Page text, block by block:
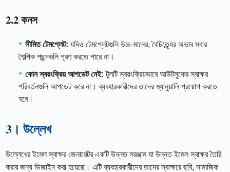
2.2 কনস
সীমিত টেমপ্লেট: যদিও টেমপ্লেটগুলি উচ্চ-মানের, বৈচিত্র্যের অভাব সবার
শৈল্পিক পছন্দগুলি পূরণ করতে পারে না।
কোন স্বয়ংক্রিয় আপডেট নেই: টুলটি স্বয়ংক্রিয়ভাবে আউটলুকের স্বাক্ষর
পরিবর্তনগুলি আপডেট করে না। ব্যবহারকারীদের তাদের ম্যানুয়ালি প্রয়োগ করতে
হবে।
3। উল্লেখ
উল্লেখের ইমেল স্বাক্ষর জেনারেটর একটি উন্নত সরঞ্জাম যা উন্নত ইমেল স্বাক্ষর তৈরি
করার জন্য ডিজাইন করা হয়েছে। এটি ব্যবহারকারীদের তাদের স্বাক্ষরে ছবি, সামাজিক